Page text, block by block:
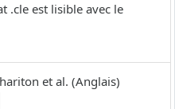
.cle est lisible avec le
et al. (Anglais)